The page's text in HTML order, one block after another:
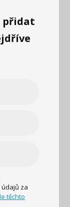
přidat
za
těchto